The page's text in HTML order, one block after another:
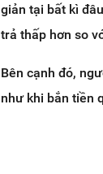
giản tại bất kì
trả thấp hơn so
Bên cạnh đó,
như khi bắn tiền